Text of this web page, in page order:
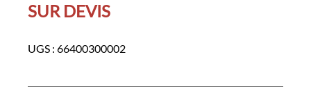
SUR DEVIS
UGS : 66400300002